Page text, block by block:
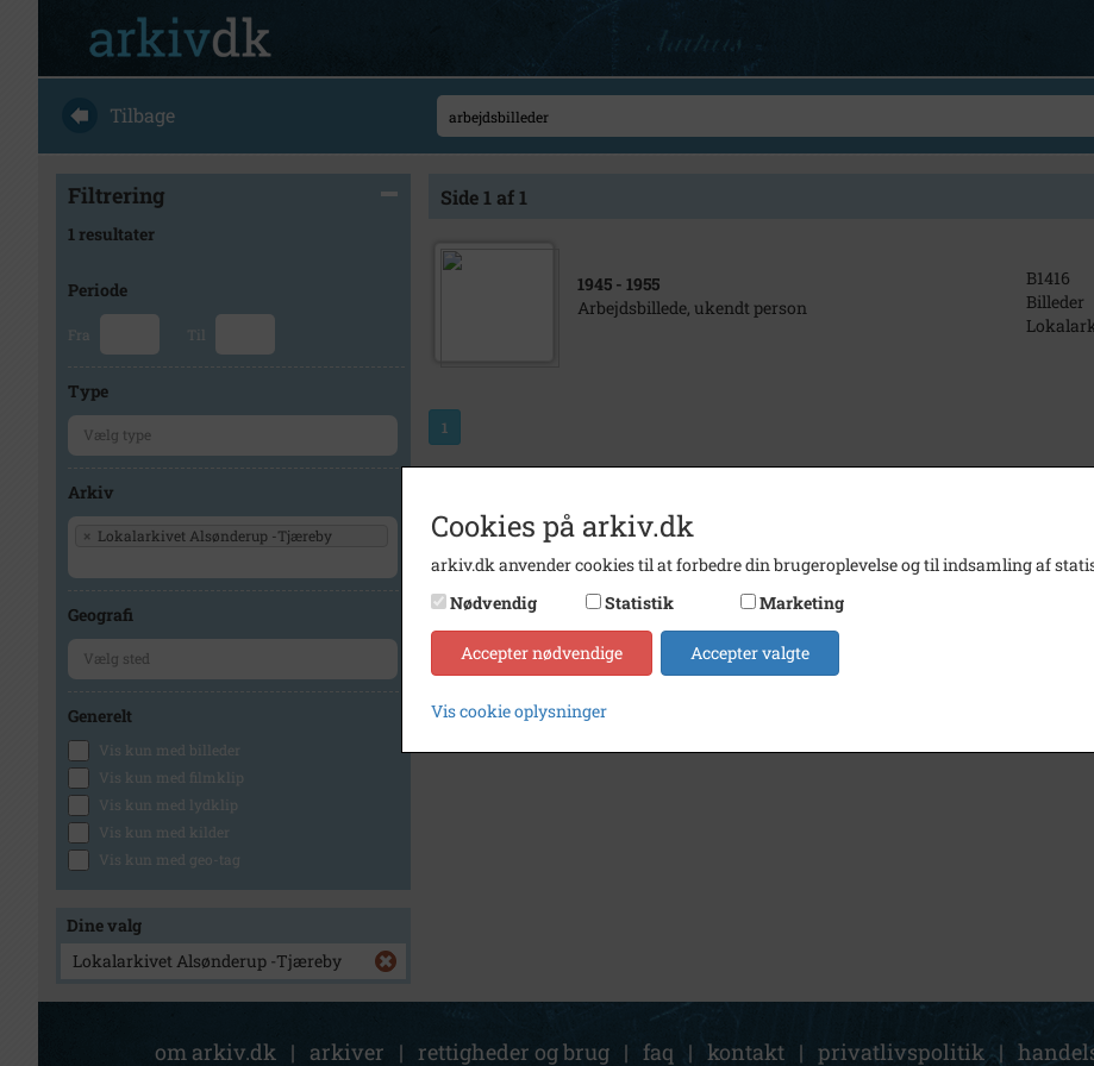
Tilbage
Filtrering
1 resultater
Periode
Fra Til
Type
Arkiv
× Lokalarkivet Alsønderup -Tjæreby
Geografi
Generelt
Vis kun med billeder
Vis kun med filmklip
Vis kun med lydklip
Vis kun med kilder
Vis kun med geo-tag
Dine valg
Lokalarkivet Alsønderup -Tjæreby
Side 1 af 1
1945 - 1955
Arbejdsbillede, ukendt person
B1416
Billeder
1
om arkiv.dk | arkiver | rettigheder og brug | faq | kontakt | privatlivspolitik |
Cookies på arkiv.dk
arkiv.dk anvender cookies til at forbedre din brugeroplevelse og til indsamling af
Nødvendig
Statistik Marketing
Accepter nødvendige Accepter valgte
Vis cookie oplysninger